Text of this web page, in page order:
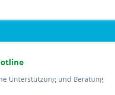
Unterstützung und Beratung